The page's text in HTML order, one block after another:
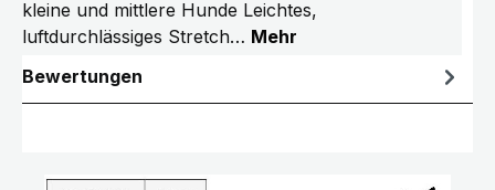
kleine und mittlere Hunde Leichtes,
luftdurchlässiges Stretch… Mehr
Bewertungen